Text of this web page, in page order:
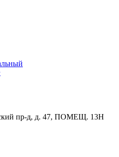
пр-д, д. 47, ПОМЕЩ. 13Н